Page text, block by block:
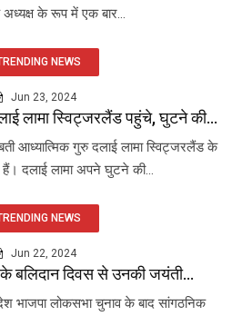
के रूप में एक बार...
NEWS
Jun 23, 2024
लामा स्विट्जरलैंड पहुंचे, घुटने की...
आध्यात्मिक गुरु दलाई लामा स्विट्जरलैंड के
दलाई लामा अपने घुटने की...
NEWS
Jun 22, 2024
के बलिदान दिवस से उनकी जयंती...
भाजपा लोकसभा चुनाव के बाद सांगठनिक